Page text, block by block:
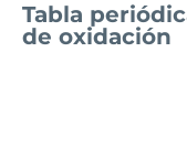
Tabla
de oxidación